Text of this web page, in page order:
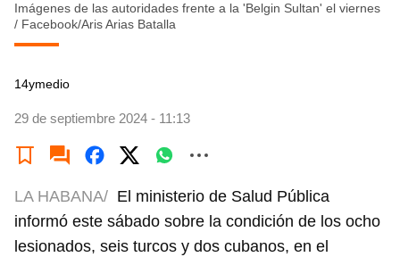
Imágenes de las autoridades frente a la 'Belgin Sultan' el viernes
/ Facebook/Aris Arias Batalla
14ymedio
29 de septiembre 2024 - 11:13
LA HABANA/ El ministerio de Salud Pública
informó este sábado sobre la condición de los ocho
lesionados, seis turcos y dos cubanos, en el